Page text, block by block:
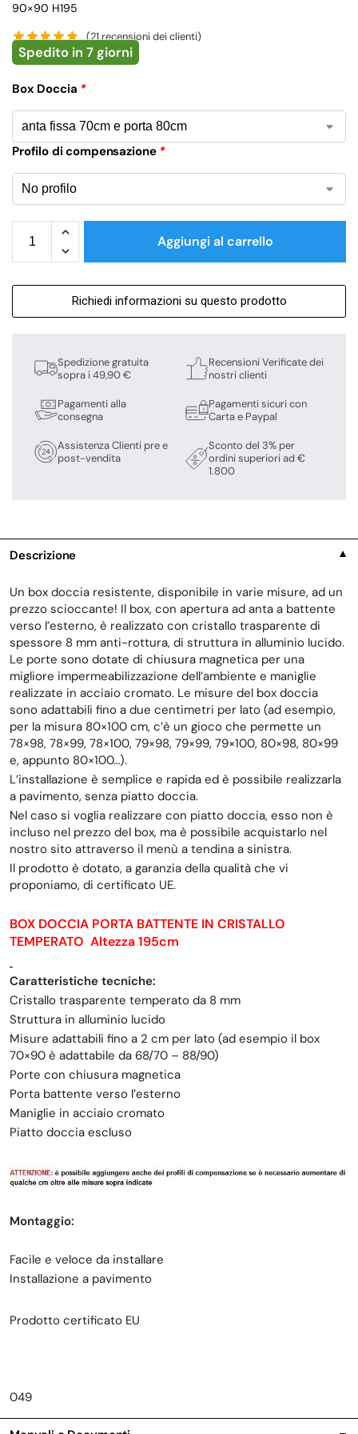
90×90 H195
(21recensioni dei clienti)
Spedito in 7 giorni
Box Doccia *
Profilo di compensazione *
Aggiungi al carrello
Richiedi informazioni su questo prodotto
Spedizione gratuita
sopra i 49,90 €
Pagamenti alla
consegna
Assistenza Clienti pre e
post-vendita
Recensioni Verificate dei
nostri clienti
Pagamenti sicuri con
Carta e Paypal
Sconto del 3% per
ordini superiori ad €
1.800
Descrizione ▼
Un box doccia resistente, disponibile in varie misure, ad un
prezzo scioccante! Il box, con apertura ad anta a battente
verso l’esterno, è realizzato con cristallo trasparente di
spessore 8 mm anti-rottura, di struttura in alluminio lucido.
Le porte sono dotate di chiusura magnetica per una
migliore impermeabilizzazione dell’ambiente e maniglie
realizzate in acciaio cromato. Le misure del box doccia
sono adattabili fino a due centimetri per lato (ad esempio,
per la misura 80×100 cm, c’è un gioco che permette un
78×98, 78×99, 78×100, 79×98, 79×99, 79×100, 80×98, 80×99
e, appunto 80×100…).
L’installazione è semplice e rapida ed è possibile realizzarla
a pavimento, senza piatto doccia.
Nel caso si voglia realizzare con piatto doccia, esso non è
incluso nel prezzo del box, ma è possibile acquistarlo nel
nostro sito attraverso il menù a tendina a sinistra.
Il prodotto è dotato, a garanzia della qualità che vi
proponiamo, di certificato UE.
BOX DOCCIA PORTA BATTENTE IN CRISTALLO
TEMPERATO Altezza195cm
Caratteristiche tecniche:
Cristallo trasparente temperato da 8 mm
Struttura in alluminio lucido
Misure adattabili fino a 2 cm per lato (ad esempio il box
70×90 è adattabile da 68/70 – 88/90)
Porte con chiusura magnetica
Porta battente verso l’esterno
Maniglie in acciaio cromato
Piatto doccia escluso
Montaggio:
Facile e veloce da installare
Installazione a pavimento
Prodotto certificato EU
049